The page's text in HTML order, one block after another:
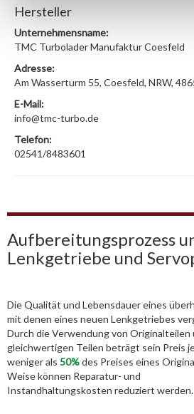
Hersteller
Unternehmensname:
TMC Turbolader Manufaktur Coesfeld
Adresse:
Am Wasserturm 55, Coesfeld, NRW,
E-Mail:
info@tmc-turbo.de
Telefon:
02541/8483601
Aufbereitungsprozess
Lenkgetriebe und
Die Qualität und Lebensdauer eines
mit denen eines neuen Lenkgetriebes
Durch die Verwendung von Originalteilen
gleichwertigen Teilen beträgt sein Preis
weniger als 50%des Preises eines
Weise können Reparatur- und
Instandhaltungskosten reduziert werden.